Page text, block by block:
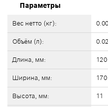
Параметры
Вес нетто (кг):
Объём (л):
Длина, мм: 120
Ширина, мм: 170
Высота, мм: 11